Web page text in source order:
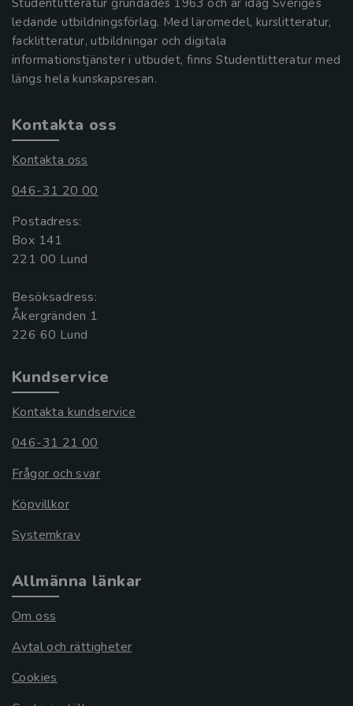
Studentlitteratur grundades 1963 och är idag Sveriges
ledande utbildningsförlag. Med läromedel, kurslitteratur,
facklitteratur, utbildningar och digitala
informationstjänster i utbudet, finns Studentlitteratur med
längs hela kunskapsresan.
Kontakta oss
Kontakta oss
046-31 20 00
Postadress:
Box 141
221 00 Lund
Besöksadress:
Åkergränden 1
Kundservice
Kontakta kundservice
046-31 21 00
Frågor och svar
Köpvillkor
Systemkrav
Allmänna länkar
Om oss
Avtal och rättigheter
Cookies